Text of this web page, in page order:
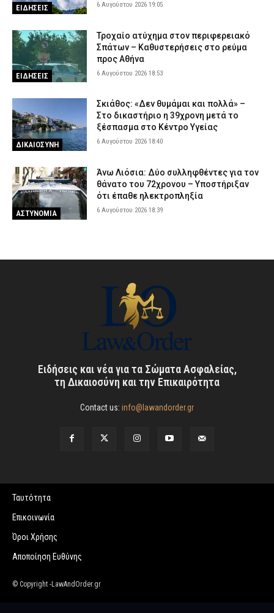
ΕΙΔΗΣΕΙΣ 6 Αυγούστου 2026 19:05
ΕΙΔΗΣΕΙΣ
Τροχαίο ατύχημα στον περιφερειακό
Σπάτων – Καθυστερήσεις στο ρεύμα
προς Αθήνα
6 Αυγούστου 2026 18:53
ΔΙΚΑΙΟΣΥΝΗ
Σκιάθος: «Δεν θυμάμαι και πολλά» –
Στο δικαστήριο η 39χρονη μετά το
ξέσπασμα στο Κέντρο Υγείας
6 Αυγούστου 2026 18:40
ΑΣΤΥΝΟΜΙΑ
Άνω Λιόσια: Δύο συλληφθέντες για τον
θάνατο του 72χρονου – Υποστήριξαν
ότι έπαθε ηλεκτροπληξία
6 Αυγούστου 2026 18:39
Ειδήσεις και νέα για τα Σώματα Ασφαλείας,
τη Δικαιοσύνη και την Επικαιρότητα
Contact us: info@lawandorder.gr
Ταυτότητα
Επικοινωνία
Όροι Χρήσης
Αποποίηση Ευθύνης
© Copyright -LawAndOrder.gr